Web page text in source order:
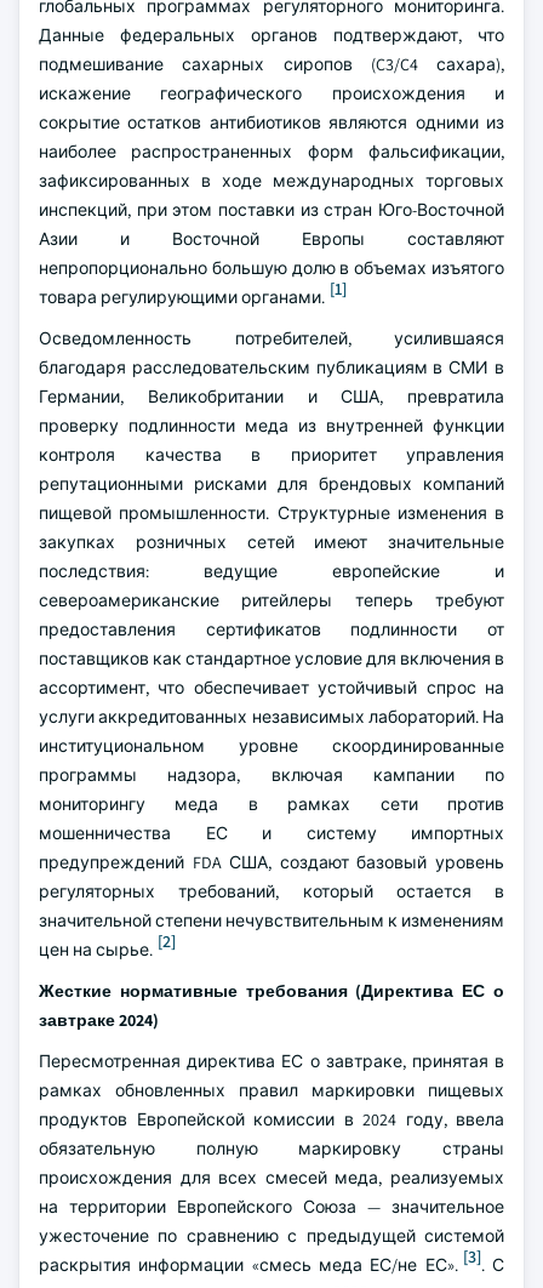
глобальных программах регуляторного мониторинга.
Данные федеральных органов подтверждают, что
подмешивание сахарных сиропов (C3/C4 сахара),
искажение географического происхождения и
сокрытие остатков антибиотиков являются одними из
наиболее распространенных форм фальсификации,
зафиксированных в ходе международных торговых
инспекций, при этом поставки из стран Юго-Восточной
Азии и Восточной Европы составляют
непропорционально большую долю в объемах изъятого
товара регулирующими органами. [1]
Осведомленность потребителей, усилившаяся
благодаря расследовательским публикациям в СМИ в
Германии, Великобритании и США, превратила
проверку подлинности меда из внутренней функции
контроля качества в приоритет управления
репутационными рисками для брендовых компаний
пищевой промышленности. Структурные изменения в
закупках розничных сетей имеют значительные
последствия: ведущие европейские и
североамериканские ритейлеры теперь требуют
предоставления сертификатов подлинности от
поставщиков как стандартное условие для включения в
ассортимент, что обеспечивает устойчивый спрос на
услуги аккредитованных независимых лабораторий. На
институциональном уровне скоординированные
программы надзора, включая кампании по
мониторингу меда в рамках сети против
мошенничества ЕС и систему импортных
предупреждений FDA США, создают базовый уровень
регуляторных требований, который остается в
значительной степени нечувствительным к изменениям
цен на сырье. [2]
Жесткие нормативные требования (Директива ЕС о
завтраке 2024)
Пересмотренная директива ЕС о завтраке, принятая в
рамках обновленных правил маркировки пищевых
продуктов Европейской комиссии в 2024 году, ввела
обязательную полную маркировку страны
происхождения для всех смесей меда, реализуемых
на территории Европейского Союза — значительное
ужесточение по сравнению с предыдущей системой
раскрытия информации «смесь меда ЕС/не ЕС». [3]. С